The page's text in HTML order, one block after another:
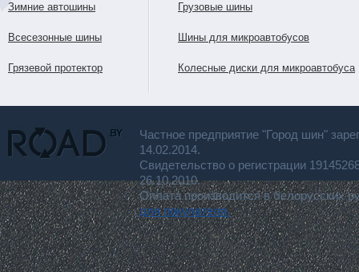
Зимние автошины
Всесезонные шины
Грязевой протектор
Грузовые шины
Шины для микроавтобусов
Колесные диски для микроавтобуса
Частное предприятие "Город шин"
14.02.2014.
Свидетельство о регистрации
26.10.2010.
Оплата производится в белорусских
для покупателя.